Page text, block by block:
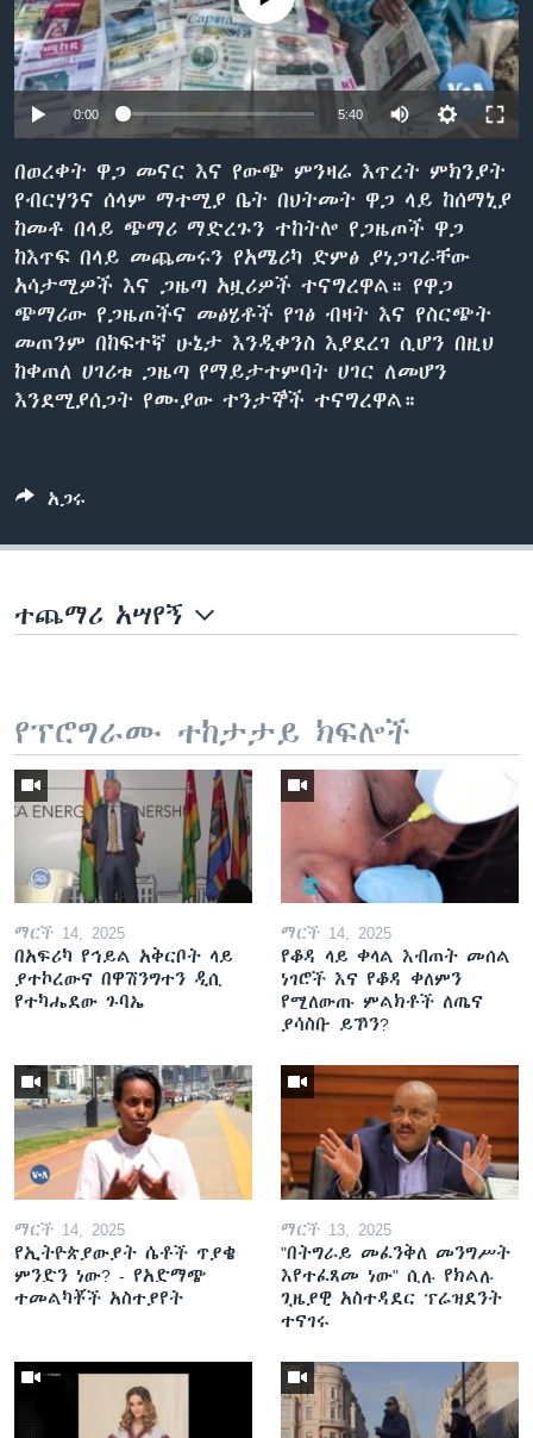
ቋንቋዎች
0:00 5:40
በወረቀት ዋጋ መናር እና የውጭ ምንዛሬ እጥረት ምክንያት
የብርሃንና ሰላም ማተሚያ ቤት በህትመት ዋጋ ላይ ከሰማኒያ
ከመቶ በላይ ጭማሪ ማድረጉን ተከትሎ የጋዜጦች ዋጋ
ከእጥፍ በላይ መጨመሩን የአሜሪካ ድምፅ ያነጋገራቸው
አሳታሚዎች እና ጋዜጣ አዟሪዎች ተናግረዋል። የዋጋ
ጭማሪው የጋዜጦችና መፅሄቶች የገፅ ብዛት እና የስርጭት
መጠንም በከፍተኛ ሁኔታ እንዲቀንስ እያደረገ ሲሆን በዚህ
ከቀጠለ ሀገሪቱ ጋዜጣ የማይታተምባት ሀገር ለመሆን
እንደሚያሰጋት የሙያው ተንታኞች ተናግረዋል።
አጋሩ
ተጨማሪ አሣየኝ
የፕሮግራሙ ተከታታይ ክፍሎች
ማርች 14, 2025
በአፍሪካ የኅይል አቅርቦት ላይ
ያተኮረውና በዋሽንግተን ዲሲ
የተካሔደው ጉባኤ
ማርች 14, 2025
የቆዳ ላይ ቀላል እብጠት መሰል
ነገሮች እና የቆዳ ቀለምን
የሚለውጡ ምልክቶች ለጤና
ያሳስቡ ይኾን?
ማርች 14, 2025
የኢትዮጵያውያት ሴቶች ጥያቄ
ምንድን ነው? - የአድማጭ
ተመልካቾች አስተያየት
ማርች 13, 2025
"በትግራይ መፈንቅለ መንግሥት
እየተፈጸመ ነው" ሲሉ የክልሉ
ጊዜያዊ አስተዳደር ፕሬዝደንት
ተናገሩ